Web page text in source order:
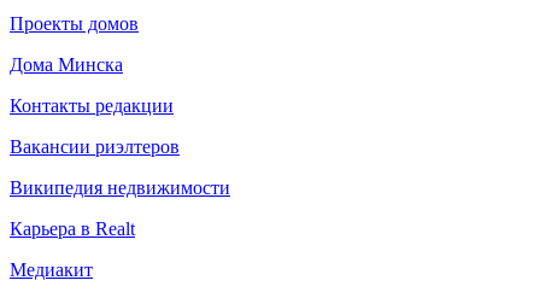
Проекты домов
Дома Минска
Контакты редакции
Вакансии риэлтеров
Википедия недвижимости
Карьера в Realt
Медиакит